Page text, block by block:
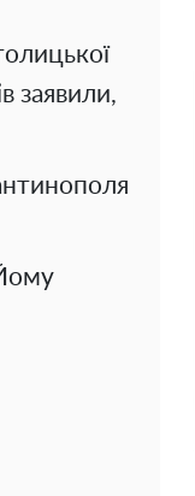
заявили,